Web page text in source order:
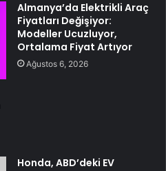
Almanya’da Elektrikli Araç
Fiyatları Değişiyor:
Modeller Ucuzluyor,
Ortalama Fiyat Artıyor
Ağustos 6, 2026
Honda, ABD’deki EV